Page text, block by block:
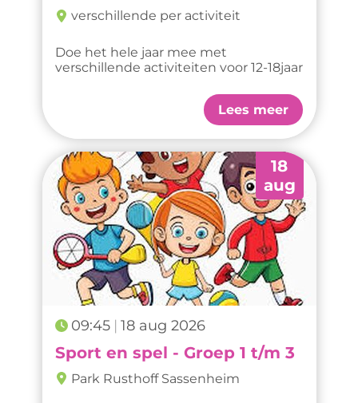
verschillende per activiteit
Doe het hele jaar mee met
verschillende activiteiten voor 12-18jaar
Lees meer
18
aug
09:45 18 aug 2026
Sport en spel - Groep 1 t/m 3
Park Rusthoff Sassenheim